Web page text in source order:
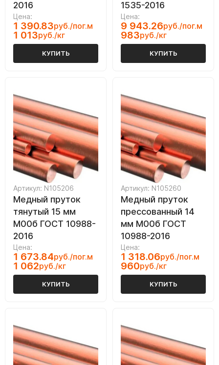
2016
Цена:
1 390.83руб./пог.м
1 013руб./кг
КУПИТЬ
1535-2016
Цена:
9 943.26руб./пог.м
983руб./кг
КУПИТЬ
Артикул: N105206
Медный пруток
тянутый 15 мм
М00б ГОСТ 10988-
2016
Цена:
1 673.84руб./пог.м
1 062руб./кг
КУПИТЬ
Артикул: N105260
Медный пруток
прессованный 14
мм М00б ГОСТ
10988-2016
Цена:
1 318.06руб./пог.м
960руб./кг
КУПИТЬ